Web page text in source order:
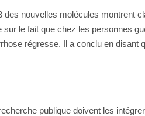
nouvelles molécules montrent
le fait que chez les personnes
régresse. Il a conclu en
publique doivent les